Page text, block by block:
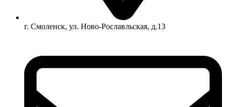
г. Смоленск, ул. Ново-Рославльская, д.13